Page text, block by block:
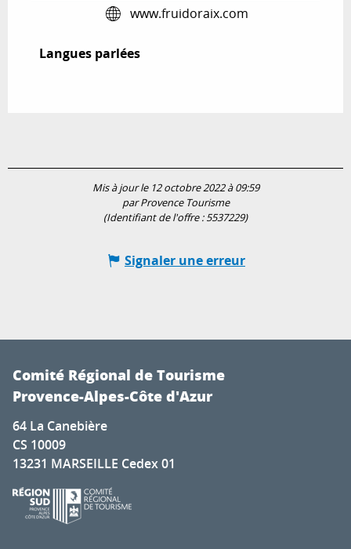
www.fruidoraix.com
Langues parlées
Langues parlées
Mis à jour le 12 octobre 2022 à 09:59
par Provence Tourisme
(Identifiant de l'offre :5537229)
Signaler une erreur
Comité Régional de Tourisme
Provence-Alpes-Côte d'Azur
64 La Canebière
CS 10009
13231 MARSEILLE Cedex 01